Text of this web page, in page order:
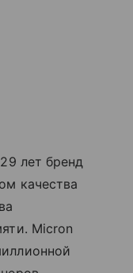
лет бренд
качества
Micron